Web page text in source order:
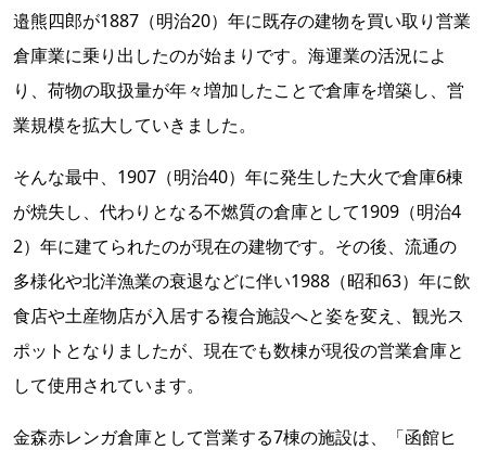
邉熊四郎が1887（明治20）年に既存の建物を買い取り営業
倉庫業に乗り出したのが始まりです。海運業の活況によ
り、荷物の取扱量が年々増加したことで倉庫を増築し、営
業規模を拡大していきました。
そんな最中、1907（明治40）年に発生した大火で倉庫6棟
が焼失し、代わりとなる不燃質の倉庫として1909（明治4
2）年に建てられたのが現在の建物です。その後、流通の
多様化や北洋漁業の衰退などに伴い1988（昭和63）年に飲
食店や土産物店が入居する複合施設へと姿を変え、観光ス
ポットとなりましたが、現在でも数棟が現役の営業倉庫と
して使用されています。
金森赤レンガ倉庫として営業する7棟の施設は、「函館ヒ